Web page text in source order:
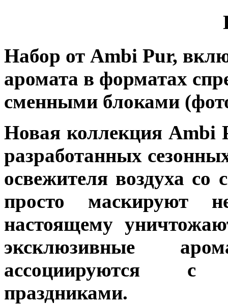
Набор от Ambi Pur,
аромата в форматах
сменными блоками
Новая коллекция Ambi
разработанных
освежителя воздуха
просто маскируют
настоящему
эксклюзивные
ассоциируются
праздниками.